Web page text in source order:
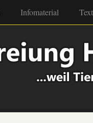
Infomaterial